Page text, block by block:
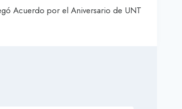
Acuerdo por el Aniversario de UNT